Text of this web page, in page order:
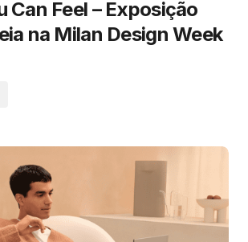
Can Feel – Exposição
na Milan Design Week